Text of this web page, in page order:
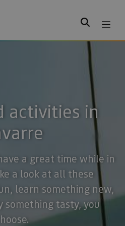
Search
activities in
a great time while in
a look at all these
learn something new,
something tasty, you